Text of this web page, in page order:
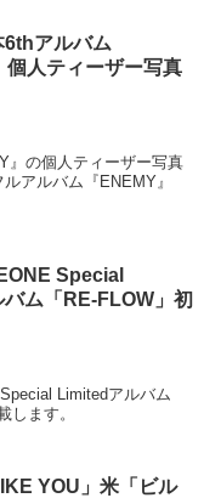
アルバム
個人ティーザー写真
』の個人ティーザー写真
アルバム『ENEMY』
Special
ム「RE-FLOW」初
Limitedアルバム
します。
YOU」米「ビル